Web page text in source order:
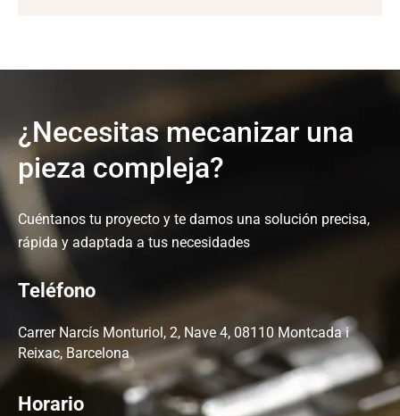
¿Necesitas mecanizar una
pieza compleja?
Cuéntanos tu proyecto y te damos una solución precisa,
rápida y adaptada a tus necesidades
Teléfono
Carrer Narcís Monturiol, 2, Nave 4, 08110 Montcada i
Reixac, Barcelona
Horario